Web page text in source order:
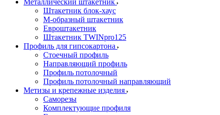
Металлический штакетник
Штакетник блок-хаус
М-образный штакетник
Евроштакетник
Штакетник TWINpro125
Профиль для гипсокартона
Стоечный профиль
Направляющий профиль
Профиль потолочный
Профиль потолочный направляющий
Метизы и крепежные изделия
Саморезы
Комплектующие профиля